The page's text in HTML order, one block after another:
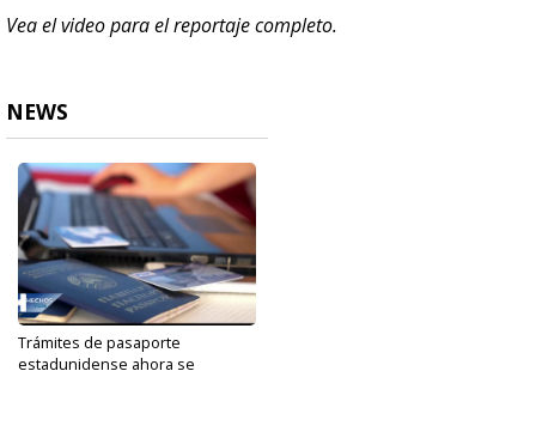
Vea el video para el reportaje completo.
NEWS
Trámites de pasaporte
estadunidense ahora se